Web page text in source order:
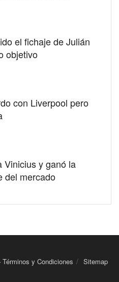
el fichaje de Julián
objetivo
con Liverpool pero
Vinicius y ganó la
del mercado
y Condiciones Sitemap